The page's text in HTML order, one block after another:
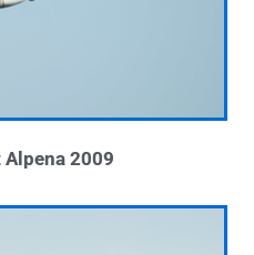
2009